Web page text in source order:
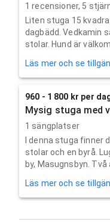
1 recensioner, 5
Liten stuga 15
dagbädd. Vedkamin
stolar. Hund är
Läs mer och se
960 - 1 800 kr per
Mysig stuga med
1 sängplatser
I denna stuga finner
stolar och en byrå.
by, Masugnsbyn. Två
Läs mer och se